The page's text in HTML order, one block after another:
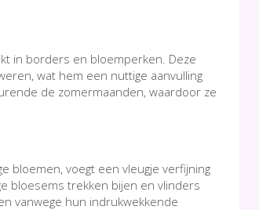
in borders en bloemperken. Deze
wat hem een nuttige aanvulling
de zomermaanden, waardoor ze
bloemen, voegt een vleugje verfijning
bloesems trekken bijen en vlinders
vanwege hun indrukwekkende